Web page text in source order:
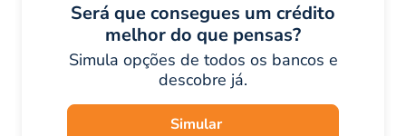
Será que consegues um crédito
melhor do que pensas?
Simula opções de todos os bancos e
descobre já.
Simular